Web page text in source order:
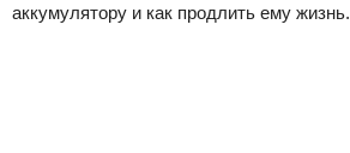
аккумулятору и как продлить ему жизнь.